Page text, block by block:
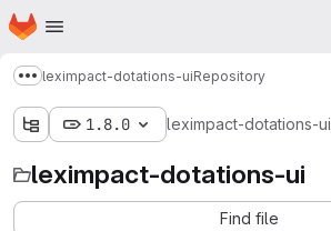
Skip to main content
Homepage
Show more breadcrumbs
leximpact-dotations-uiRepository
1.8.0 leximpact-dotations-ui
leximpact-dotations-ui
Find file